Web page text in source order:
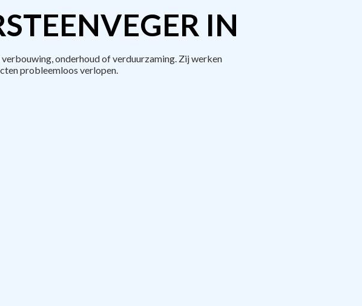
IN
onderhoud of verduurzaming. Zij werken
probleemloos verlopen.